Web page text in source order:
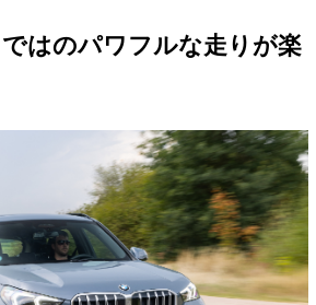
はのパワフルな走りが楽